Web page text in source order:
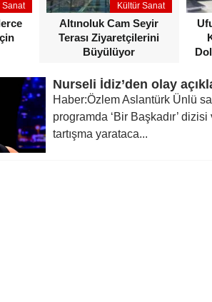
Sanat Kültür Sanat
Altınoluk Cam Seyir
Terası Ziyaretçilerini
Büyülüyor
Nurseli İdiz’den olay
Haber:Özlem Aslantürk Ünlü
programda ‘Bir Başkadır’
tartışma yarataca...